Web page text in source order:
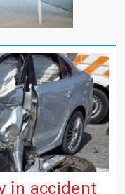
în accident